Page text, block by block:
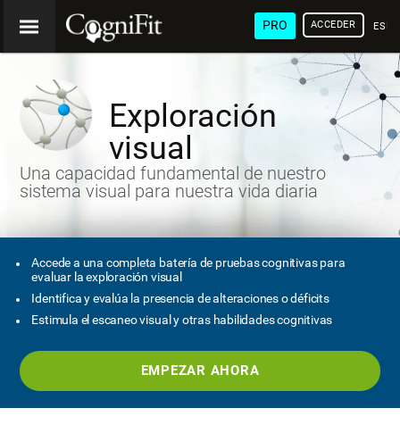
PRO ACCEDER
Exploración
visual
Una capacidad fundamental de nuestro
sistema visual para nuestra vida diaria
Accede a una completa batería de pruebas cognitivas para
evaluar la exploración visual
Identifica y evalúa la presencia de alteraciones o déficits
Estimula el escaneo visual y otras habilidades cognitivas
EMPEZAR AHORA